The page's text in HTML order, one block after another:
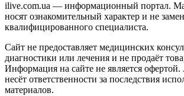
ilive.com.ua — информационный портал.
носят ознакомительный характер и не
квалифицированного специалиста.
Сайт не предоставляет медицинских
диагностики или лечения и не продаёт
Информация на сайте не является
несёт ответственности за последствия
материалов.